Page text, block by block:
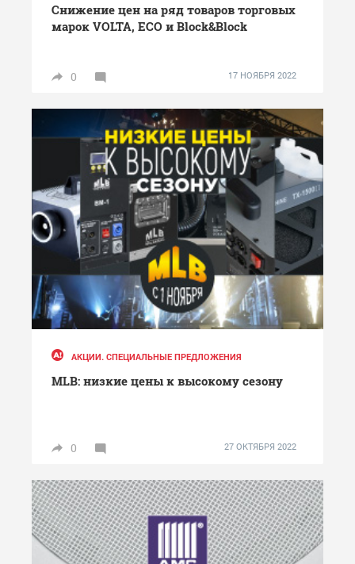
Снижение цен на ряд товаров торговых
марок VOLTA, ECO и Block&Block
0 17 НОЯБРЯ 2022
АКЦИИ. СПЕЦИАЛЬНЫЕ ПРЕДЛОЖЕНИЯ
MLB: низкие цены к высокому сезону
0 27 ОКТЯБРЯ 2022